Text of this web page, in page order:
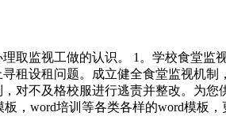
监视工做的认识。 1。学校食堂监
租设租问题。成立健全食堂监视机
对不及格校服进行逃责并整改。为
，word培训等各类各样的word模板，